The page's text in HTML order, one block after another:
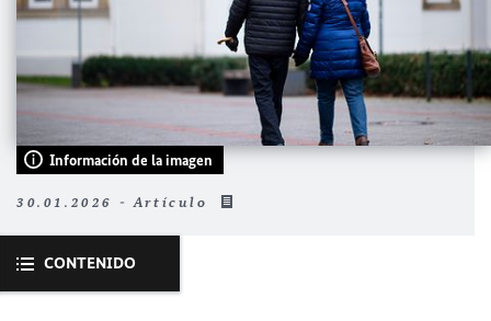
Información de la imagen
30.01.2026 - Artículo
CONTENIDO